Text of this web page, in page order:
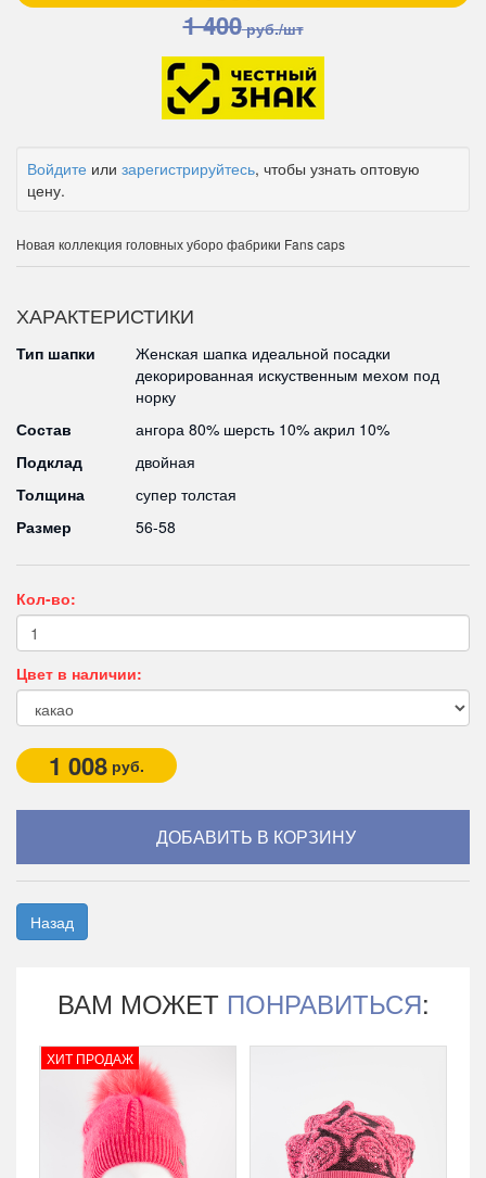
1 400руб./шт
Войдите или зарегистрируйтесь, чтобы узнать оптовую
цену.
Новая коллекция головных уборо фабрики Fans caps
ХАРАКТЕРИСТИКИ
Тип шапки
Женская шапка идеальной посадки
декорированная искуственным мехом под
норку
Состав
ангора 80% шерсть 10% акрил 10%
Подклад
двойная
Толщина
супер толстая
Размер
56-58
Кол-во:
Цвет в наличии:
1 008 руб.
Назад
ВАМ МОЖЕТ ПОНРАВИТЬСЯ:
ХИТ ПРОДАЖ